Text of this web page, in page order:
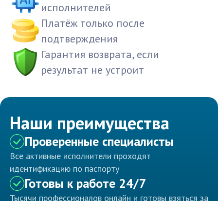
исполнителей
Платёж только после
подтверждения
Гарантия возврата, если
результат не устроит
Наши преимущества
Проверенные специалисты
Все активные исполнители проходят
идентификацию по паспорту
Готовы к работе 24/7
Тысячи профессионалов онлайн и готовы взяться за